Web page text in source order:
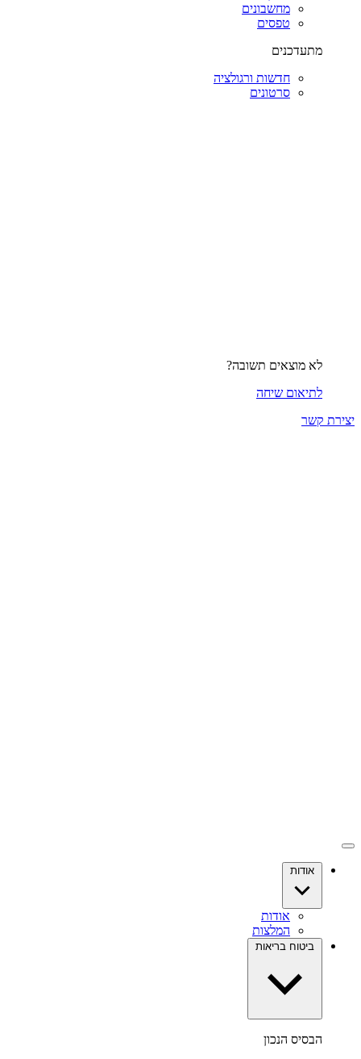
מחשבונים
טפסים
מתעדכנים
חדשות ורגולציה
סרטונים
לא מוצאים תשובה?
לתיאום שיחה
יצירת קשר
אודות
אודות
המלצות
ביטוח בריאות
הבסיס הנכון